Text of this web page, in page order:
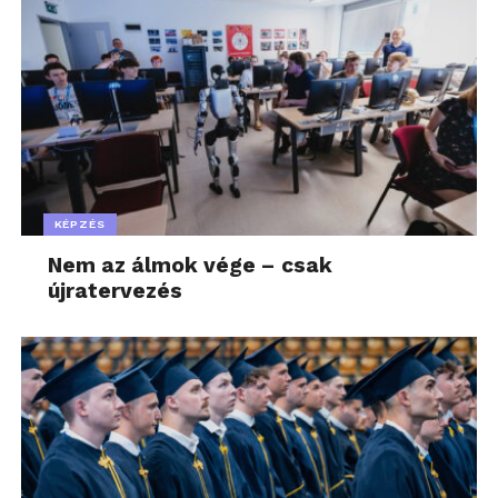
összeszereléssel is foglalkozik hazánkban:
Jászfényszarun elektromechanikus
kormányszervókat, hengerfejbe integrált
vezérműtengelyeket és más, elektromos autókban
használt alkatrészeket is gyárt, Debrecenben
stabilizátorokat és rugókat készít. Győrben futómű-
összeszerelő üzemet működtet a vállalat. A
thyssenkrupp mára hazánk 100 legnagyobb
foglalkoztatója, illetve az 50 legnagyobb export
értékesítésű vállalata közé tartozik. Jelenleg több
mint 3000 munkatársa van Magyarországon, és az
hajtott végre az országban.
Az ELTE Informatikai Karán megvalósított
Biztonságkritikus nemzeti szolgáltatások és ipari
infrastruktúrák védelme kiberbiztonsági, technológiai
és szabályozási eszközökkelcímű 4 éves kutatási
KÉPZÉS
Nem az álmok vége – csak
újratervezés